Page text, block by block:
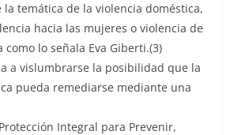
temática de la violencia doméstica,
hacia las mujeres o violencia de
lo señala Eva Giberti.(3)
a vislumbrarse la posibilidad que la
pueda remediarse mediante una
Integral para Prevenir,